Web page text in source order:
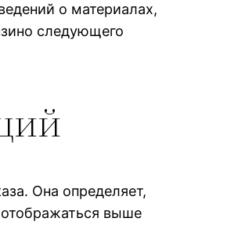
о материалах,
следующего
Она определяет,
выше